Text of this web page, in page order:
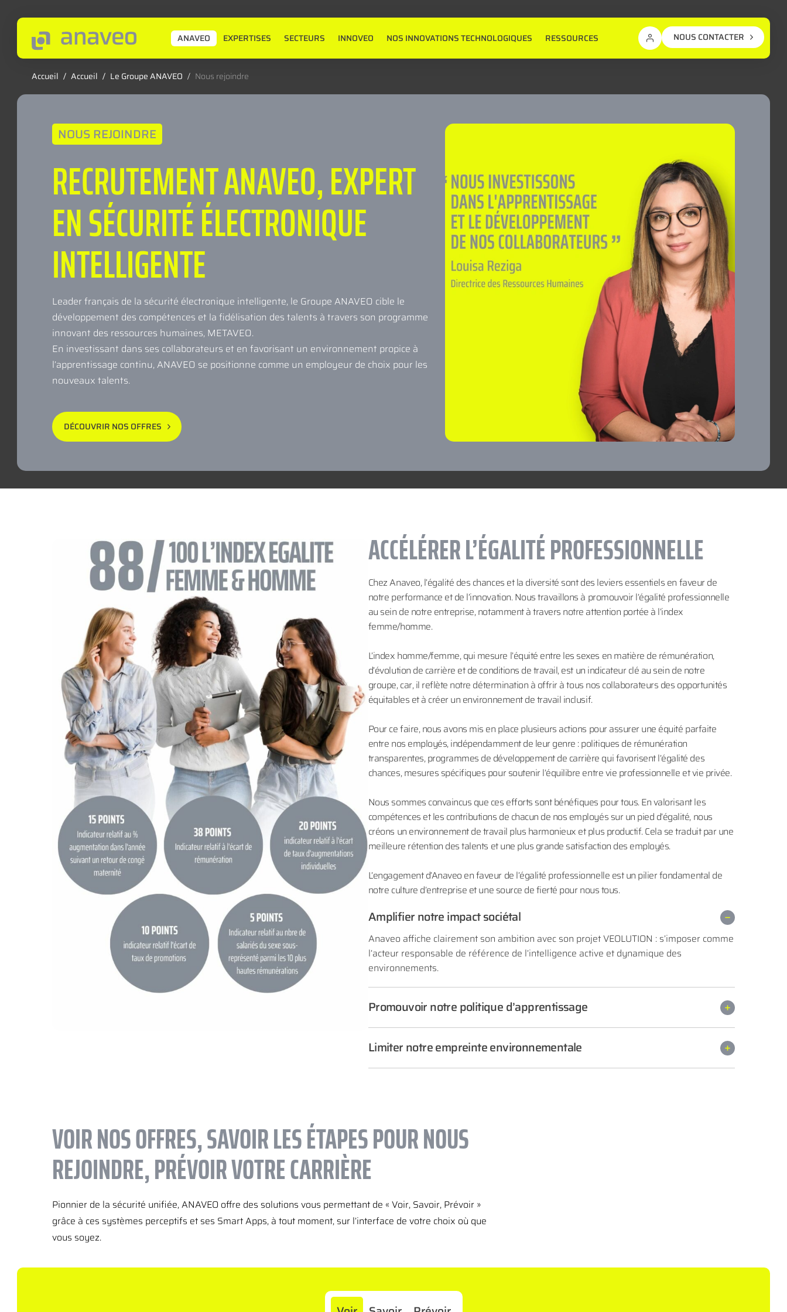
ANAVEO EXPERTISES SECTEURS INNOVEO NOS INNOVATIONS TECHNOLOGIQUES RESSOURCES NOUS CONTACTER
Accueil / Accueil / Le Groupe ANAVEO / Nous rejoindre
NOUS REJOINDRE
RECRUTEMENT ANAVEO, EXPERT
EN SÉCURITÉ ÉLECTRONIQUE
INTELLIGENTE
Leader français de la sécurité électronique intelligente, le Groupe ANAVEO cible le
développement des compétences et la fidélisation des talents à travers son programme
innovant des ressources humaines, METAVEO.
En investissant dans ses collaborateurs et en favorisant un environnement propice à
l’apprentissage continu, ANAVEO se positionne comme un employeur de choix pour les
nouveaux talents.
DÉCOUVRIR NOS OFFRES
ACCÉLÉRER L’ÉGALITÉ PROFESSIONNELLE
Chez Anaveo, l’égalité des chances et la diversité sont des leviers essentiels en faveur de
notre performance et de l’innovation. Nous travaillons à promouvoir l’égalité professionnelle
au sein de notre entreprise, notamment à travers notre attention portée à l’index
femme/homme.
L’index homme/femme, qui mesure l’équité entre les sexes en matière de rémunération,
d’évolution de carrière et de conditions de travail, est un indicateur clé au sein de notre
groupe, car, il reflète notre détermination à offrir à tous nos collaborateurs des opportunités
équitables et à créer un environnement de travail inclusif.
Pour ce faire, nous avons mis en place plusieurs actions pour assurer une équité parfaite
entre nos employés, indépendamment de leur genre : politiques de rémunération
transparentes, programmes de développement de carrière qui favorisent l’égalité des
chances, mesures spécifiques pour soutenir l’équilibre entre vie professionnelle et vie privée.
Nous sommes convaincus que ces efforts sont bénéfiques pour tous. En valorisant les
compétences et les contributions de chacun de nos employés sur un pied d’égalité, nous
créons un environnement de travail plus harmonieux et plus productif. Cela se traduit par une
meilleure rétention des talents et une plus grande satisfaction des employés.
L’engagement d’Anaveo en faveur de l’égalité professionnelle est un pilier fondamental de
notre culture d’entreprise et une source de fierté pour nous tous.
Amplifier notre impact sociétal
Anaveo affiche clairement son ambition avec son projet VEOLUTION : s’imposer comme
l’acteur responsable de référence de l’intelligence active et dynamique des
environnements.
Promouvoir notre politique d’apprentissage
Limiter notre empreinte environnementale
VOIR NOS OFFRES, SAVOIR LES ÉTAPES POUR NOUS
REJOINDRE, PRÉVOIR VOTRE CARRIÈRE
Pionnier de la sécurité unifiée, ANAVEO offre des solutions vous permettant de « Voir, Savoir, Prévoir »
grâce à ces systèmes perceptifs et ses Smart Apps, à tout moment, sur l’interface de votre choix où que
vous soyez.